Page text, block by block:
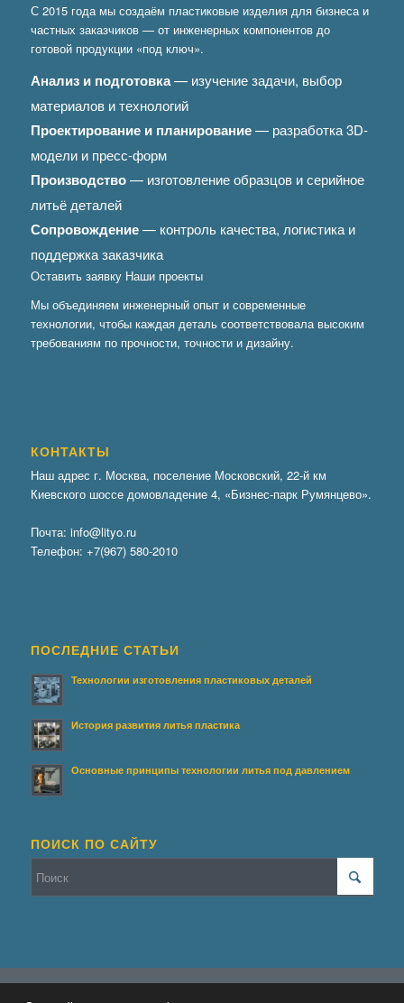
С 2015 года мы создаём пластиковые изделия для бизнеса и
частных заказчиков — от инженерных компонентов до
готовой продукции «под ключ».
Анализ и подготовка— изучение задачи, выбор
материалов и технологий
Проектирование и планирование— разработка 3D-
модели и пресс-форм
Производство— изготовление образцов и серийное
литьё деталей
Сопровождение— контроль качества, логистика и
поддержка заказчика
Оставить заявку Наши проекты
Мы объединяем инженерный опыт и современные
технологии, чтобы каждая деталь соответствовала высоким
требованиям по прочности, точности и дизайну.
КОНТАКТЫ
Наш адрес г. Москва, поселение Московский, 22-й км
Киевского шоссе домовладение 4, «Бизнес-парк Румянцево».
Почта: info@lityo.ru
Телефон: +7(967) 580-2010
ПОСЛЕДНИЕ СТАТЬИ
Технологии изготовления пластиковых деталей
История развития литья пластика
Основные принципы технологии литья под давлением
ПОИСК ПО САЙТУ